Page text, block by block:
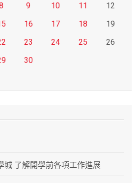
9 10 11
12
16 17 18
19
23 24 25
26
30
城 了解開學前各項工作進展